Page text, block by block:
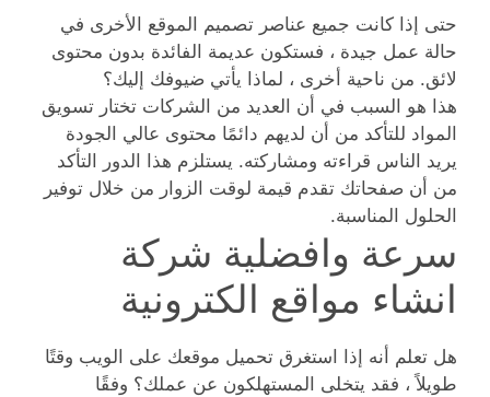
حتى إذا كانت جميع عناصر تصميم الموقع الأخرى في
حالة عمل جيدة ، فستكون عديمة الفائدة بدون محتوى
لائق. من ناحية أخرى ، لماذا يأتي ضيوفك إليك؟
هذا هو السبب في أن العديد من الشركات تختار تسويق
المواد للتأكد من أن لديهم دائمًا محتوى عالي الجودة
يريد الناس قراءته ومشاركته. يستلزم هذا الدور التأكد
من أن صفحاتك تقدم قيمة لوقت الزوار من خلال توفير
الحلول المناسبة.
سرعة وافضلية شركة
انشاء مواقع الكترونية
هل تعلم أنه إذا استغرق تحميل موقعك على الويب وقتًا
طويلاً ، فقد يتخلى المستهلكون عن عملك؟ وفقًا